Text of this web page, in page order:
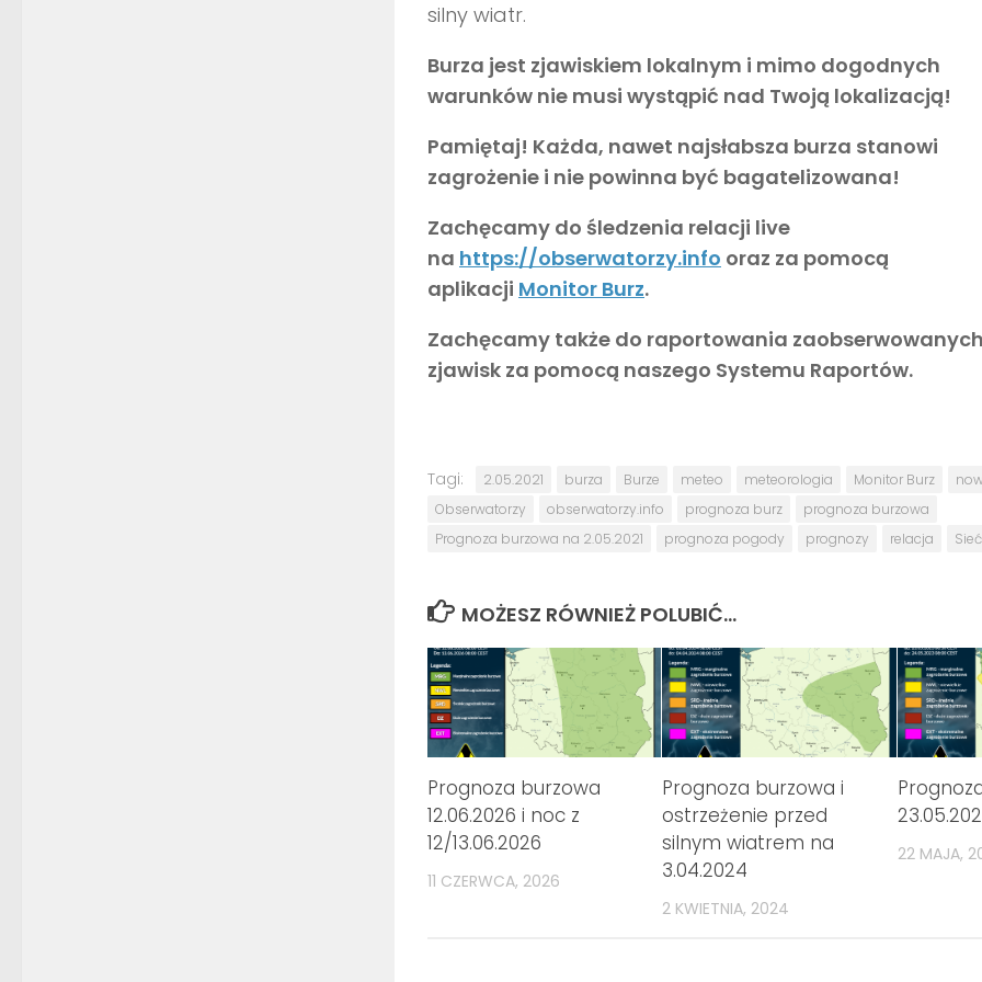
silny wiatr.
Burza jest zjawiskiem lokalnym i mimo dogodnych
warunków nie musi wystąpić nad Twoją lokalizacją!
Pamiętaj! Każda, nawet najsłabsza burza stanowi
zagrożenie i nie powinna być bagatelizowana!
Zachęcamy do śledzenia relacji live
na https://obserwatorzy.info oraz za pomocą
aplikacji Monitor Burz.
Zachęcamy także do raportowania zaobserwowanych
zjawisk za pomocą naszego Systemu Raportów.
Tagi: 2.05.2021 burza Burze meteo meteorologia Monitor Burz
Obserwatorzy
obserwatorzy.info prognoza burz
prognoza burzowa
Prognoza burzowa na 2.05.2021
prognoza pogody prognozy relacja
MOŻESZ RÓWNIEŻ POLUBIĆ…
Prognoza burzowa
12.06.2026 i noc z
12/13.06.2026
11 CZERWCA, 2026
Prognoza burzowa i
ostrzeżenie przed
silnym wiatrem na
3.04.2024
2 KWIETNIA, 2024
22 MAJA,